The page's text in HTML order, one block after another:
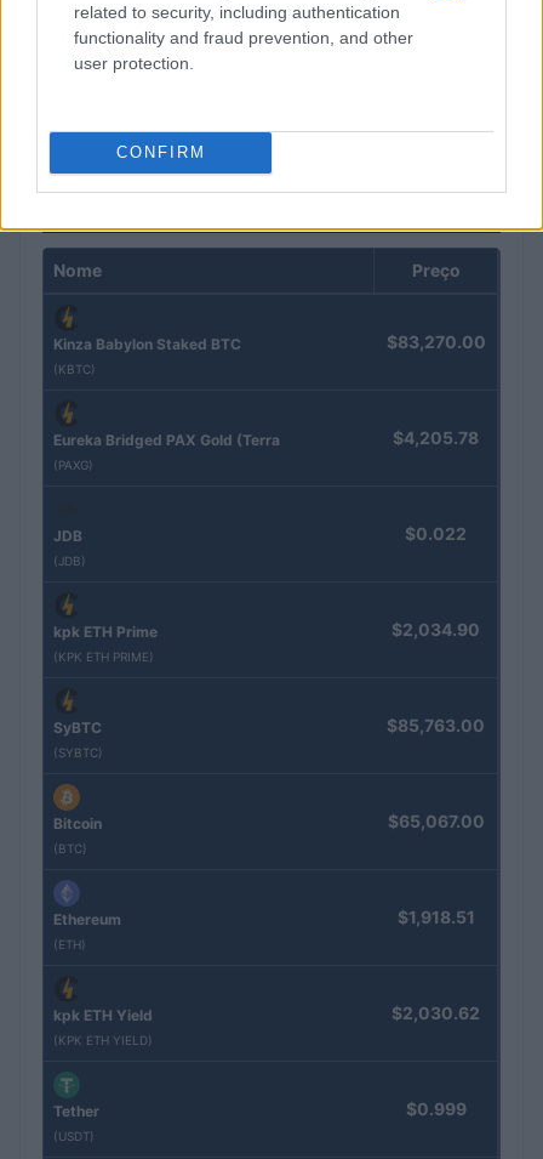
related to security, including authentication
functionality and fraud prevention, and other
user protection.
CONFIRM
Redução histórica do desmatamento na Amazônia entre agosto
Nome Preço
Kinza Babylon Staked BTC
(KBTC)
$83,270.00
Eureka Bridged PAX Gold (Terra
(PAXG)
$4,205.78
JDB
(JDB)
$0.022
kpk ETH Prime
(KPK ETH PRIME)
$2,034.90
SyBTC
(SYBTC)
$85,763.00
Bitcoin
(BTC)
$65,067.00
Ethereum
(ETH)
$1,918.51
kpk ETH Yield
(KPK ETH YIELD)
$2,030.62
Tether
(USDT)
$0.999